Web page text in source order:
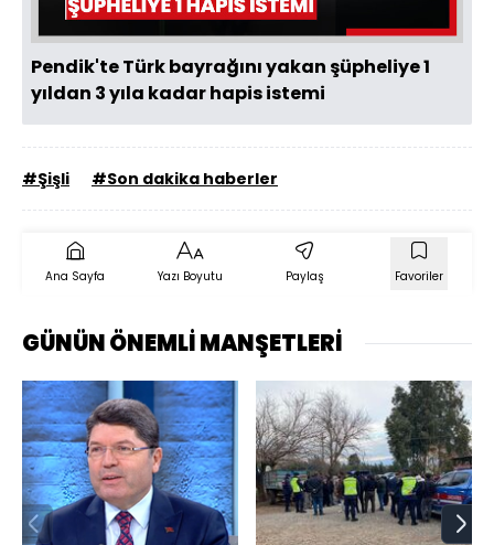
Pendik'te Türk bayrağını yakan şüpheliye 1
yıldan 3 yıla kadar hapis istemi
#Şişli #Son dakika haberler
Ana Sayfa Yazı Boyutu Paylaş Favoriler
GÜNÜN ÖNEMLİ MANŞETLERİ